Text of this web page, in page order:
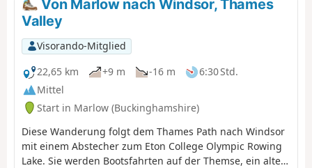
Von Marlow nach Windsor, Thames
Valley
Visorando-Mitglied
22,65 km
+9 m -16 m
6:30 Std.
Mittel
Start in Marlow (Buckinghamshire)
Diese Wanderung folgt dem Thames Path nach Windsor
mit einem Abstecher zum Eton College Olympic Rowing
Lake. Sie werden Bootsfahrten auf der Themse, ein altes